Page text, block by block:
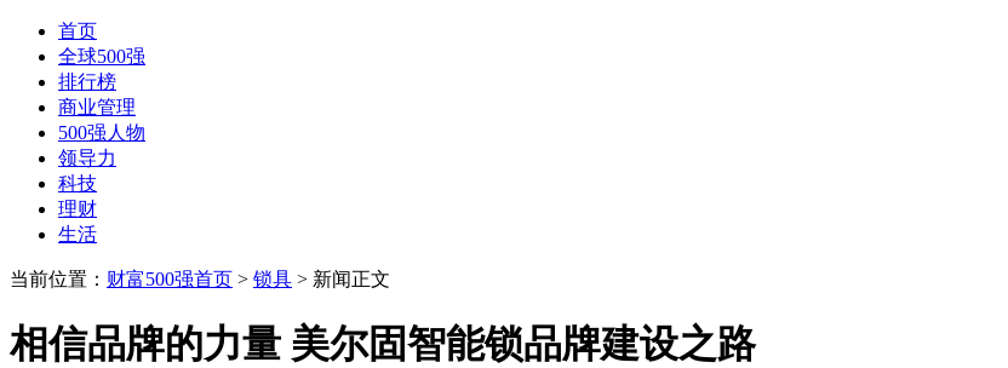
首页
全球500强
排行榜
商业管理
500强人物
领导力
科技
理财
生活
当前位置： 财富500强首页 > 锁具 > 新闻正文
相信品牌的力量 美尔固智能锁品牌建设之路